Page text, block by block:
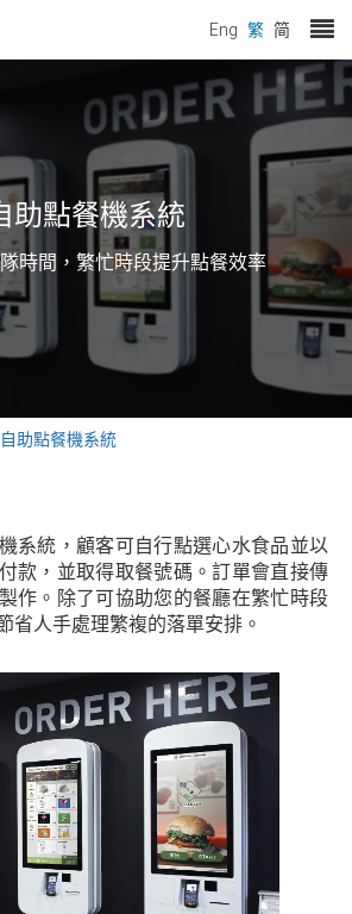
Eng 繁 简
助點餐機系統
時間，繁忙時段提升點餐效率
自助點餐機系統
系統，顧客可自行點選心水食品並以
款，並取得取餐號碼。訂單會直接傳
作。除了可協助您的餐廳在繁忙時段
省人手處理繁複的落單安排。